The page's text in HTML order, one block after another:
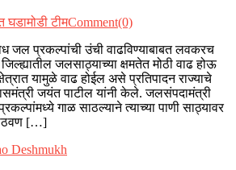
घडामोडी टीमComment(0)
जल प्रकल्पांची उंची वाढविण्याबाबत लवकरच
जलसाठ्याच्या क्षमतेत मोठी वाढ होऊ
यामुळे वाढ होईल असे प्रतिपादन राज्याचे
जयंत पाटील यांनी केले. जलसंपदामंत्री
गाळ साठल्याने त्याच्या पाणी साठ्यावर
[…]